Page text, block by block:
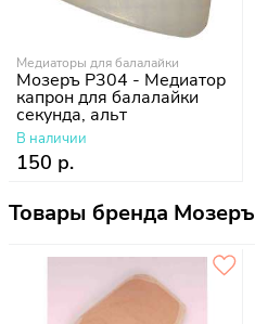
Медиаторы для балалайки
Мозеръ P304 - Медиатор
капрон для балалайки
секунда, альт
В наличии
150 р.
Товары бренда Мозеръ